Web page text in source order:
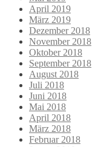
April 2019
März 2019
Dezember 2018
November 2018
Oktober 2018
September 2018
August 2018
Juli 2018
Juni 2018
Mai 2018
April 2018
März 2018
Februar 2018